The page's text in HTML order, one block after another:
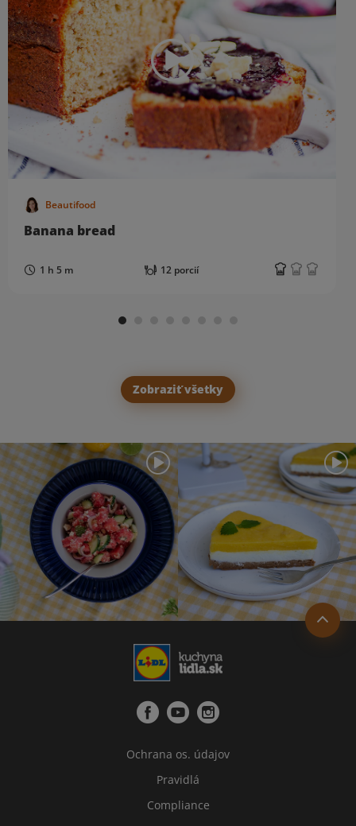
Beautifood
Banana bread
1 h 5 m 12 porcií
Zobraziť všetky
Ochrana os. údajov
Pravidlá
Compliance